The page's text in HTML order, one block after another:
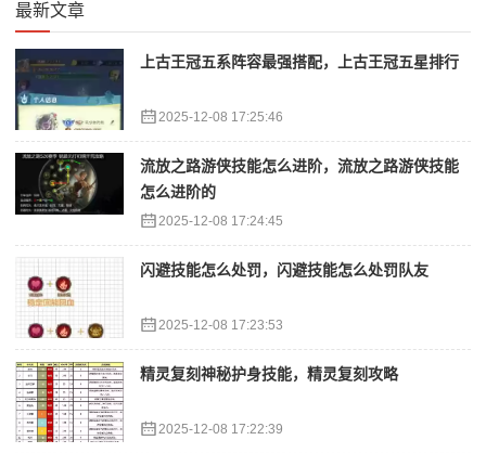
最新文章
上古王冠五系阵容最强搭配，上古王冠五星排行
2025-12-08 17:25:46
流放之路游侠技能怎么进阶，流放之路游侠技能
怎么进阶的
2025-12-08 17:24:45
闪避技能怎么处罚，闪避技能怎么处罚队友
2025-12-08 17:23:53
精灵复刻神秘护身技能，精灵复刻攻略
2025-12-08 17:22:39